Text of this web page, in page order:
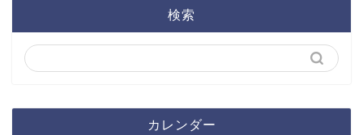
検索
カレンダー